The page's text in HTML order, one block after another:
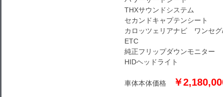
THXサウンドシステム
セカンドキャプテンシート
カロッツェリアナビ ワンセグ
ETC
純正フリップダウンモニター
HIDヘッドライト
車体本体価格 ￥